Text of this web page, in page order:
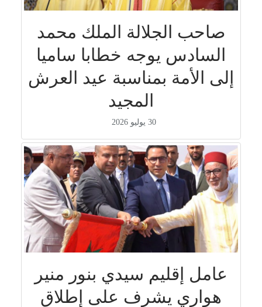
صاحب الجلالة الملك محمد
السادس يوجه خطابا ساميا
إلى الأمة بمناسبة عيد العرش
المجيد
30 يوليو 2026
عامل إقليم سيدي بنور منير
هواري يشرف على إطلاق